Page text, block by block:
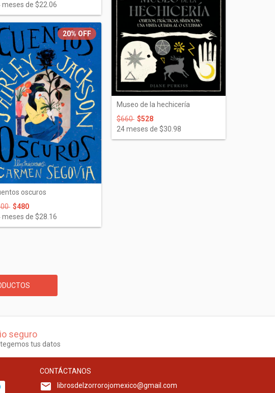
meses de $22.06
20%OFF
oscuros
$480
meses de $28.16
Museo de la hechicería
$660 $528
24meses de $30.98
seguro
tus datos
CONTÁCTANOS
librosdelzorrorojomexico@gmail.com